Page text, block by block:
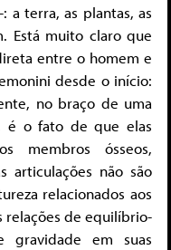
a terra, as plantas, as
Está muito claro que
entre o homem e
desde o início:
no braço de uma
é o fato de que elas
membros ósseos,
articulações não são
relacionados aos
relações de equilíbrio-
gravidade em suas